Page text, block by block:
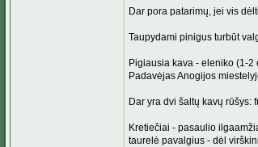
Dar pora patarimų, jei vis
Taupydami pinigus turbūt
Pigiausia kava - eleniko (1-
Padavėjas Anogijos
Dar yra dvi šaltų kavų
Kretiečiai - pasaulio
taurelė pavalgius - dėl